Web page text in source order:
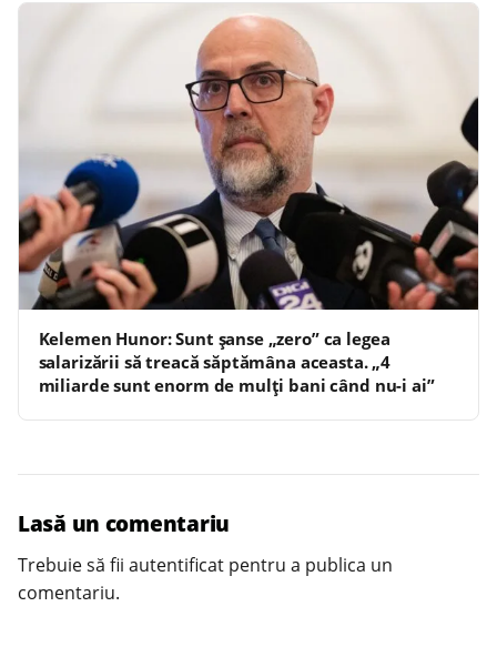
Kelemen Hunor: Sunt șanse „zero” ca legea
salarizării să treacă săptămâna aceasta. „4
miliarde sunt enorm de mulți bani când nu-i ai”
Lasă un comentariu
Trebuie să fii autentificat pentru a publica un
comentariu.